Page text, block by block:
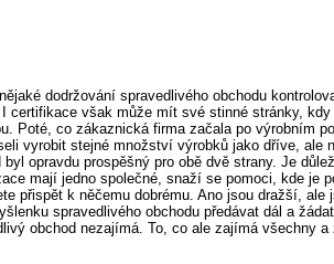
dodržování spravedlivého obchodu
však může mít své stinné stránky,
Poté, co zákaznická firma začala po výrobním
vyrobit stejné množství výrobků jako dříve,
opravdu prospěšný pro obě dvě strany. Je
mají jedno společné, snaží se pomoci, kde je
k něčemu dobrému. Ano jsou dražší,
spravedlivého obchodu předávat dál a
obchod nezajímá. To, co ale zajímá všechny